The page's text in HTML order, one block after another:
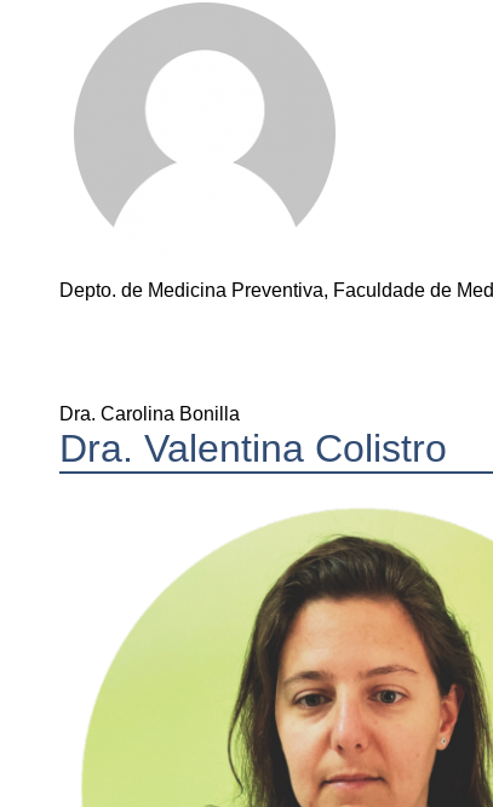
Depto. de Medicina Preventiva, Faculdade de
Dra. Carolina Bonilla
Dra. Valentina Colistro